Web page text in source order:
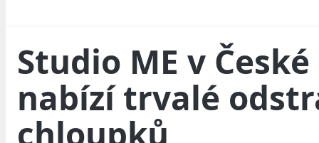
Studio ME v
nabízí trvalé
chloupků